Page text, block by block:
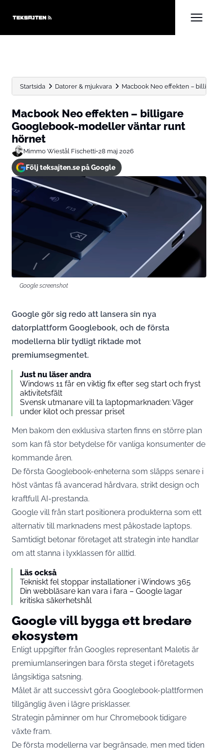
Startsida Datorer & mjukvara Macbook Neo effekten –
Macbook Neo effekten – billigare
Googlebook-modeller väntar runt
hörnet
Mimmo Wiestål Fischetti•28 maj 2026
Följ teksajten.se på Google
Google screenshot
Google gör sig redo att lansera sin nya
datorplattform Googlebook, och de första
modellerna blir tydligt riktade mot
premiumsegmentet.
Just nu läser andra
Windows 11 får en viktig fix efter seg start och fryst
aktivitetsfält
Svensk utmanare vill ta laptopmarknaden: Väger
under kilot och pressar priset
Men bakom den exklusiva starten finns en större plan
som kan få stor betydelse för vanliga konsumenter de
kommande åren.
De första Googlebook-enheterna som släpps senare i
höst väntas få avancerad hårdvara, strikt design och
kraftfull AI-prestanda.
Google vill från start positionera produkterna som ett
alternativ till marknadens mest påkostade laptops.
Samtidigt betonar företaget att strategin inte handlar
om att stanna i lyxklassen för alltid.
Läs också
Tekniskt fel stoppar installationer i Windows 365
Din webbläsare kan vara i fara – Google lagar
kritiska säkerhetshål
Google vill bygga ett bredare
ekosystem
Enligt uppgifter från Googles representant Maletis är
premiumlanseringen bara första steget i företagets
långsiktiga satsning.
Målet är att successivt göra Googlebook-plattformen
tillgänglig även i lägre prisklasser.
Strategin påminner om hur Chromebook tidigare
växte fram.
De första modellerna var begränsade, men med tiden